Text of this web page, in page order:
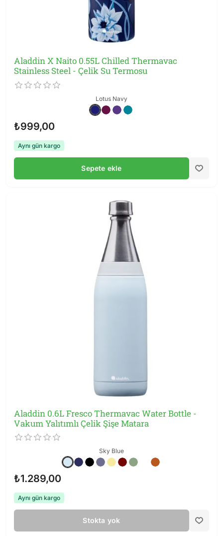
Aladdin X Naito 0.55L Chilled Thermavac
Stainless Steel - Çelik Su Termosu
Lotus Navy
₺999,00
Aynı gün kargo
Sepete ekle
Aladdin 0.6L Fresco Thermavac Water Bottle -
Vakum Yalıtımlı Çelik Şişe Matara
Sky Blue
₺1.289,00
Aynı gün kargo
Stokta yok